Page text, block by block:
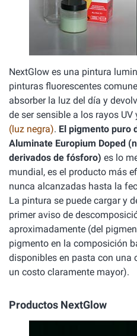
NextGlow es una pintura
pinturas fluorescentes
absorber la luz del día y
de ser sensible a los rayos UV
(luz negra). El pigmento puro
Aluminate Europium Doped
derivados de fósforo) es lo
mundial, es el producto más
nunca alcanzadas hasta la
La pintura se puede cargar y
primer aviso de
aproximadamente (del
pigmento en la composición
disponibles en pasta con una
un costo claramente mayor).
Productos NextGlow